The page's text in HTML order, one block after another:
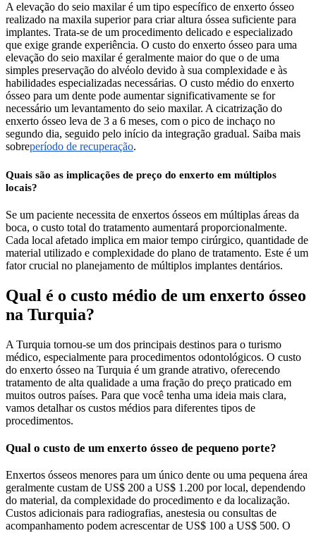
A elevação do seio maxilar é um tipo específico de enxerto ósseo
realizado na maxila superior para criar altura óssea suficiente para
implantes. Trata-se de um procedimento delicado e especializado
que exige grande experiência. O custo do enxerto ósseo para uma
elevação do seio maxilar é geralmente maior do que o de uma
simples preservação do alvéolo devido à sua complexidade e às
habilidades especializadas necessárias. O custo médio do enxerto
ósseo para um dente pode aumentar significativamente se for
necessário um levantamento do seio maxilar. A cicatrização do
enxerto ósseo leva de 3 a 6 meses, com o pico de inchaço no
segundo dia, seguido pelo início da integração gradual. Saiba mais
sobreperíodo de recuperação.
Quais são as implicações de preço do enxerto em múltiplos
locais?
Se um paciente necessita de enxertos ósseos em múltiplas áreas da
boca, o custo total do tratamento aumentará proporcionalmente.
Cada local afetado implica em maior tempo cirúrgico, quantidade de
material utilizado e complexidade do plano de tratamento. Este é um
fator crucial no planejamento de múltiplos implantes dentários.
Qual é o custo médio de um enxerto ósseo
na Turquia?
A Turquia tornou-se um dos principais destinos para o turismo
médico, especialmente para procedimentos odontológicos. O custo
do enxerto ósseo na Turquia é um grande atrativo, oferecendo
tratamento de alta qualidade a uma fração do preço praticado em
muitos outros países. Para que você tenha uma ideia mais clara,
vamos detalhar os custos médios para diferentes tipos de
procedimentos.
Qual o custo de um enxerto ósseo de pequeno porte?
Enxertos ósseos menores para um único dente ou uma pequena área
geralmente custam de US$ 200 a US$ 1.200 por local, dependendo
do material, da complexidade do procedimento e da localização.
Custos adicionais para radiografias, anestesia ou consultas de
acompanhamento podem acrescentar de US$ 100 a US$ 500. O